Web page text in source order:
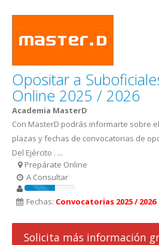
Opositar a
Online 2025 / 2026
Academia MasterD
Con MasterD podrás informarte sobre
plazas y fechas de convocatorias de
Del Ejército . ...
Prepárate Online
A Consultar
Fechas: Convocatorias 2025 / 2026
Solicita más información